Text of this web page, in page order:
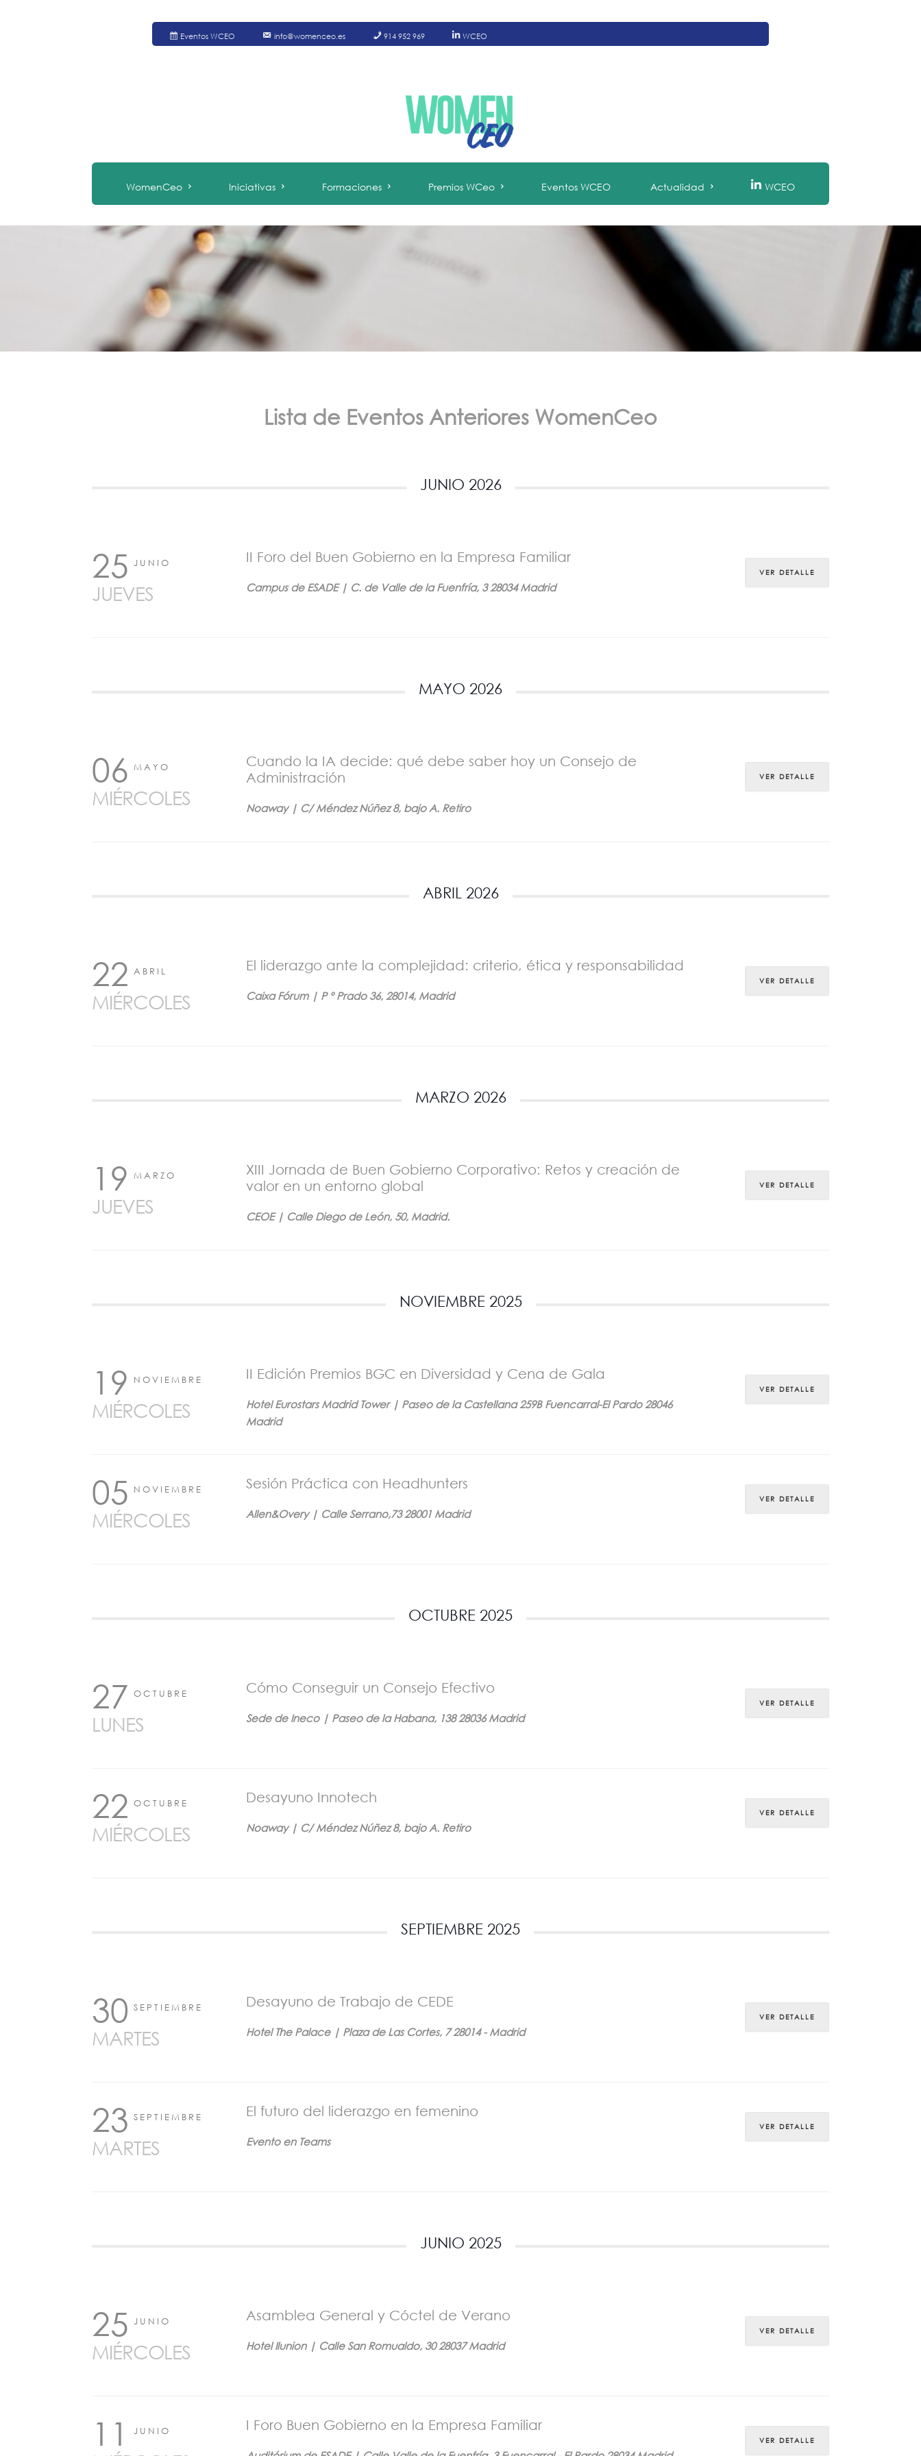
Eventos WCEO info@womenceo.es 914 952 969 WCEO
WomenCeo Iniciativas Formaciones Premios WCeo Eventos WCEO Actualidad WCEO
Lista de Eventos Anteriores WomenCeo
JUNIO 2026
25 JUNIO
JUEVES
II Foro del Buen Gobierno en la Empresa Familiar
Campus de ESADE | C. de Valle de la Fuenfría, 3 28034 Madrid
VER DETALLE
MAYO 2026
06 MAYO
MIÉRCOLES
Cuando la IA decide: qué debe saber hoy un Consejo de
Administración
Noaway | C/ Méndez Núñez 8, bajo A. Retiro
VER DETALLE
ABRIL 2026
22 ABRIL
MIÉRCOLES
El liderazgo ante la complejidad: criterio, ética y responsabilidad
Caixa Fórum | P º Prado 36, 28014, Madrid
VER DETALLE
MARZO 2026
19 MARZO
JUEVES
XIII Jornada de Buen Gobierno Corporativo: Retos y creación de
valor en un entorno global
CEOE | Calle Diego de León, 50, Madrid.
VER DETALLE
NOVIEMBRE 2025
19 NOVIEMBRE
MIÉRCOLES
II Edición Premios BGC en Diversidad y Cena de Gala
Hotel Eurostars Madrid Tower | Paseo de la Castellana 259B Fuencarral-El Pardo 28046
Madrid
VER DETALLE
05 NOVIEMBRE
MIÉRCOLES
Sesión Práctica con Headhunters
Allen&Overy | Calle Serrano,73 28001 Madrid
VER DETALLE
OCTUBRE 2025
27 OCTUBRE
LUNES
Cómo Conseguir un Consejo Efectivo
Sede de Ineco | Paseo de la Habana, 138 28036 Madrid
VER DETALLE
22 OCTUBRE
MIÉRCOLES
Desayuno Innotech
Noaway | C/ Méndez Núñez 8, bajo A. Retiro
VER DETALLE
SEPTIEMBRE 2025
30 SEPTIEMBRE
MARTES
Desayuno de Trabajo de CEDE
Hotel The Palace | Plaza de Las Cortes, 7 28014 - Madrid
VER DETALLE
23 SEPTIEMBRE
MARTES
El futuro del liderazgo en femenino
Evento en Teams
VER DETALLE
JUNIO 2025
25 JUNIO
MIÉRCOLES
Asamblea General y Cóctel de Verano
Hotel Ilunion | Calle San Romualdo, 30 28037 Madrid
VER DETALLE
11 JUNIO I Foro Buen Gobierno en la Empresa Familiar
VER DETALLE